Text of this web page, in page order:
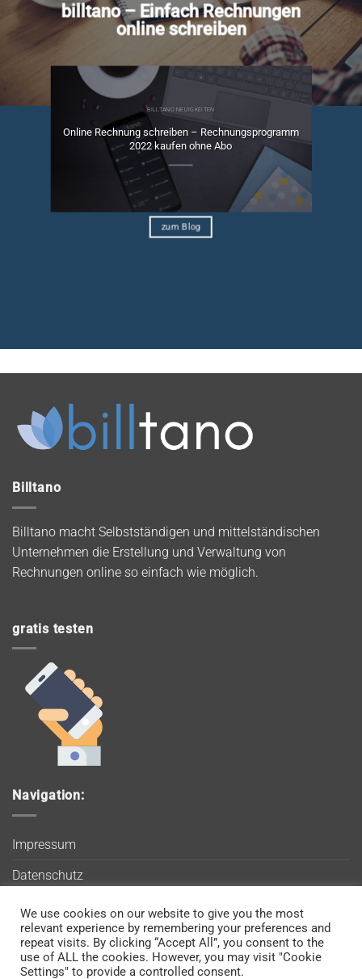
billtano – Einfach Rechnungen
online schreiben
BILLTANO NEUIGKEITEN
Online Rechnung schreiben – Rechnungsprogramm
2022 kaufen ohne Abo
zum Blog
Billtano
Billtano macht Selbstständigen und mittelständischen
Unternehmen die Erstellung und Verwaltung von
Rechnungen online so einfach wie möglich.
gratis testen
Navigation:
Impressum
Datenschutz
AGB
Blog
Kontakt
We use cookies on our website to give you the most
relevant experience by remembering your preferences and
repeat visits. By clicking “Accept All”, you consent to the
use of ALL the cookies. However, you may visit "Cookie
Settings" to provide a controlled consent.
Wir verwenden Cookies, um sicherzustellen, dass Sie auf
unserer Website die bestmögliche Erfahrung machen. Wenn
Sie diese Website weiterhin nutzen, gehen wir davon aus, dass